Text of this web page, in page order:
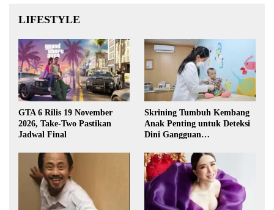
LIFESTYLE
GTA 6 Rilis 19 November
2026, Take-Two Pastikan
Jadwal Final
Skrining Tumbuh Kembang
Anak Penting untuk Deteksi
Dini Gangguan